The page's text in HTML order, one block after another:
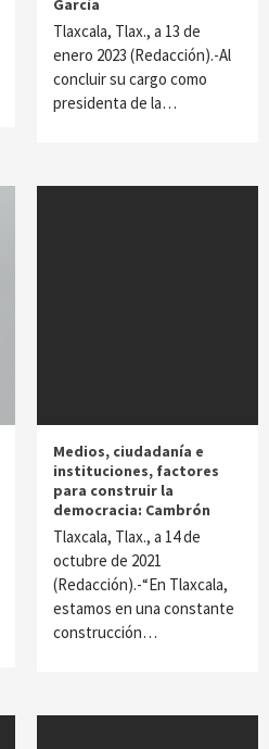
García
Tlaxcala, Tlax., a 13 de
enero 2023 (Redacción).-Al
concluir su cargo como
presidenta de la…
Medios, ciudadanía e
instituciones, factores
para construir la
democracia: Cambrón
Tlaxcala, Tlax., a 14 de
octubre de 2021
(Redacción).-“En Tlaxcala,
estamos en una constante
construcción…